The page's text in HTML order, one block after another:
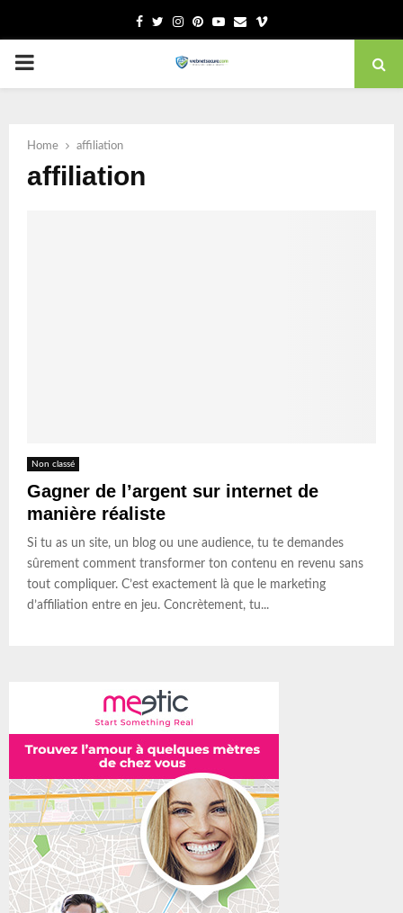
Facebook
TwitterInstagram
PinterestYoutube
EmailVimeo
PRIMARY
Home affiliation
affiliation
Non classé
Gagner de l’argent sur internet de
manière réaliste
Si tu as un site, un blog ou une audience, tu te demandes
sûrement comment transformer ton contenu en revenu sans
tout compliquer. C’est exactement là que le marketing
d’affiliation entre en jeu. Concrètement, tu...